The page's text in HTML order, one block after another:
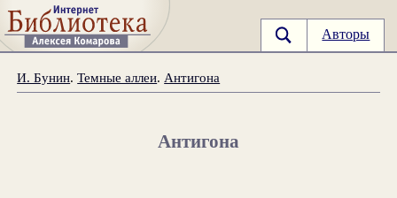
Авторы
И. Бунин.Темные аллеи. Антигона
Антигона